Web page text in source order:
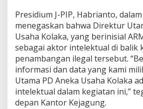
o
l
a
k
a
Presidium J-PIP, Habrianto,
menegaskan bahwa Direktur
Usaha Kolaka, yang berinisial
sebagai aktor intelektual di balik
penambangan ilegal tersebut.
informasi dan data yang kami
Utama PD Aneka Usaha Kolaka
intelektual dalam kegiatan ini,”
depan Kantor Kejagung.